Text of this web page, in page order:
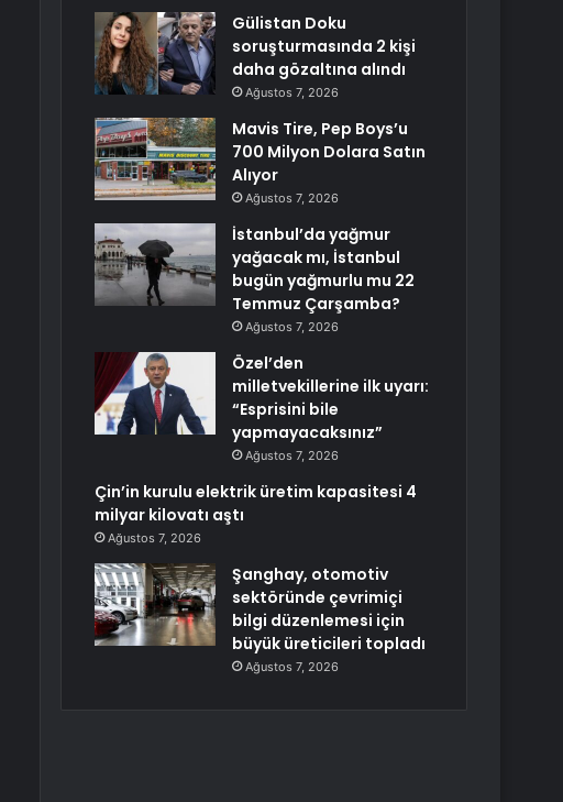
Gülistan Doku
soruşturmasında 2 kişi
daha gözaltına alındı
Ağustos 7, 2026
Mavis Tire, Pep Boys’u
700 Milyon Dolara Satın
Alıyor
Ağustos 7, 2026
İstanbul’da yağmur
yağacak mı, İstanbul
bugün yağmurlu mu 22
Temmuz Çarşamba?
Ağustos 7, 2026
Özel’den
milletvekillerine ilk uyarı:
“Esprisini bile
yapmayacaksınız”
Ağustos 7, 2026
Çin’in kurulu elektrik üretim kapasitesi 4
milyar kilovatı aştı
Ağustos 7, 2026
Şanghay, otomotiv
sektöründe çevrimiçi
bilgi düzenlemesi için
büyük üreticileri topladı
Ağustos 7, 2026